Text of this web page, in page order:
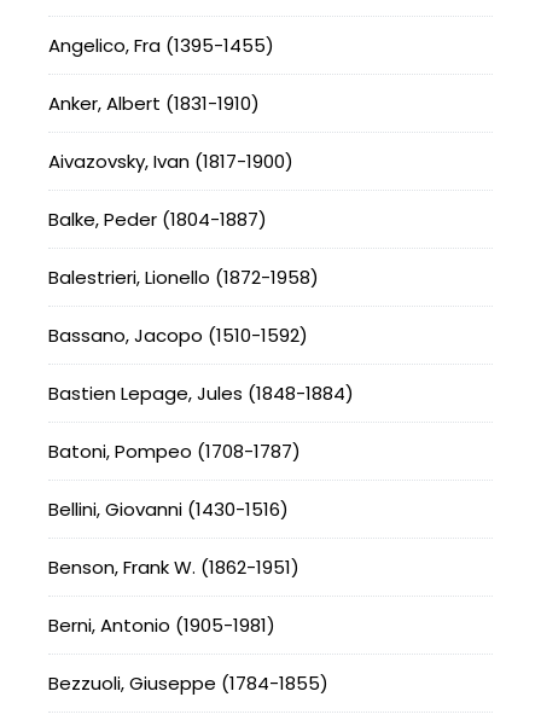
Angelico, Fra (1395-1455)
Anker, Albert (1831-1910)
Aivazovsky, Ivan (1817-1900)
Balke, Peder (1804-1887)
Balestrieri, Lionello (1872-1958)
Bassano, Jacopo (1510-1592)
Bastien Lepage, Jules (1848-1884)
Batoni, Pompeo (1708-1787)
Bellini, Giovanni (1430-1516)
Benson, Frank W. (1862-1951)
Berni, Antonio (1905-1981)
Bezzuoli, Giuseppe (1784-1855)